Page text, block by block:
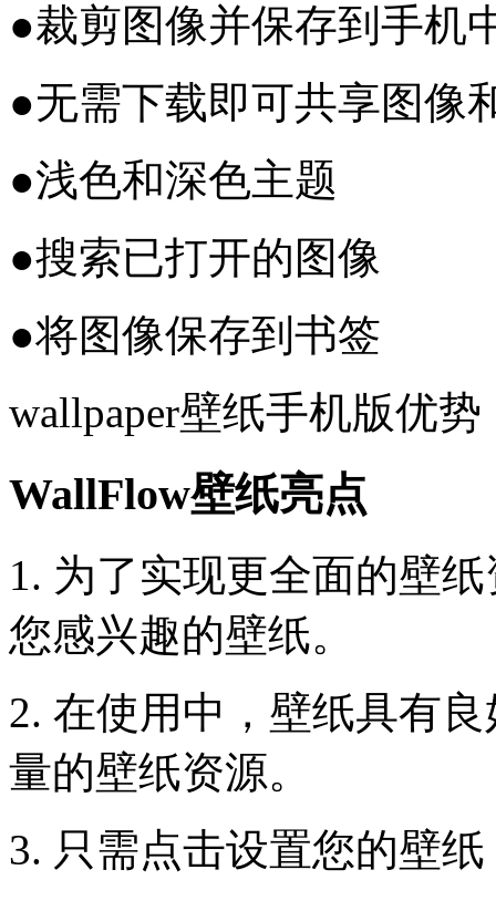
●裁剪图像并保存到手机
●无需下载即可共享图像
●浅色和深色主题
●搜索已打开的图像
●将图像保存到书签
wallpaper壁纸手机版优势
WallFlow壁纸亮点
1. 为了实现更全面的壁
您感兴趣的壁纸。
2. 在使用中，壁纸具有
量的壁纸资源。
3. 只需点击设置您的壁